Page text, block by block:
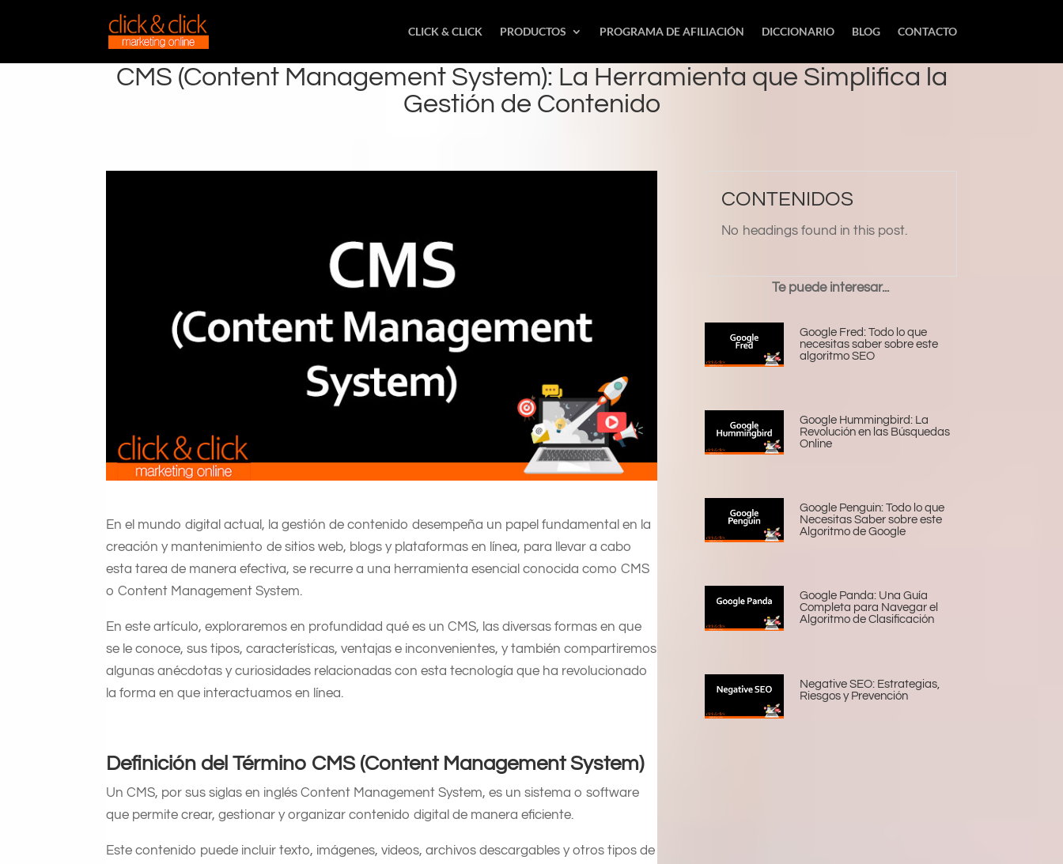
CLICK & CLICK PRODUCTOS PROGRAMA DE AFILIACIÓN DICCIONARIO BLOG CONTACTO
CMS (Content Management System): La Herramienta que Simplifica la
Gestión de Contenido
En el mundo digital actual, la gestión de contenido desempeña un papel fundamental en la
creación y mantenimiento de sitios web, blogs y plataformas en línea, para llevar a cabo
esta tarea de manera efectiva, se recurre a una herramienta esencial conocida como CMS
o Content Management System.
En este artículo, exploraremos en profundidad qué es un CMS, las diversas formas en que
se le conoce, sus tipos, características, ventajas e inconvenientes, y también compartiremos
algunas anécdotas y curiosidades relacionadas con esta tecnología que ha revolucionado
la forma en que interactuamos en línea.
Definición del Término CMS (Content Management System)
Un CMS, por sus siglas en inglés Content Management System, es un sistema o software
que permite crear, gestionar y organizar contenido digital de manera eficiente.
Este contenido puede incluir texto, imágenes, videos, archivos descargables y otros tipos de
CONTENIDOS
No headings found in this post.
Te puede interesar...
Google Fred: Todo lo que
necesitas saber sobre este
algoritmo SEO
Google Hummingbird: La
Revolución en las Búsquedas
Online
Google Penguin: Todo lo que
Necesitas Saber sobre este
Algoritmo de Google
Google Panda: Una Guía
Completa para Navegar el
Algoritmo de Clasificación
Negative SEO: Estrategias,
Riesgos y Prevención